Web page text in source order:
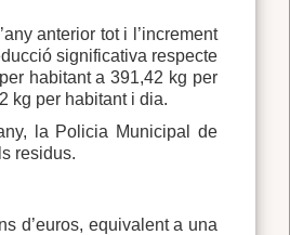
anterior tot i l’increment
significativa respecte
habitant a 391,42 kg per
kg per habitant i dia.
la Policia Municipal de
residus.
d’euros, equivalent a una